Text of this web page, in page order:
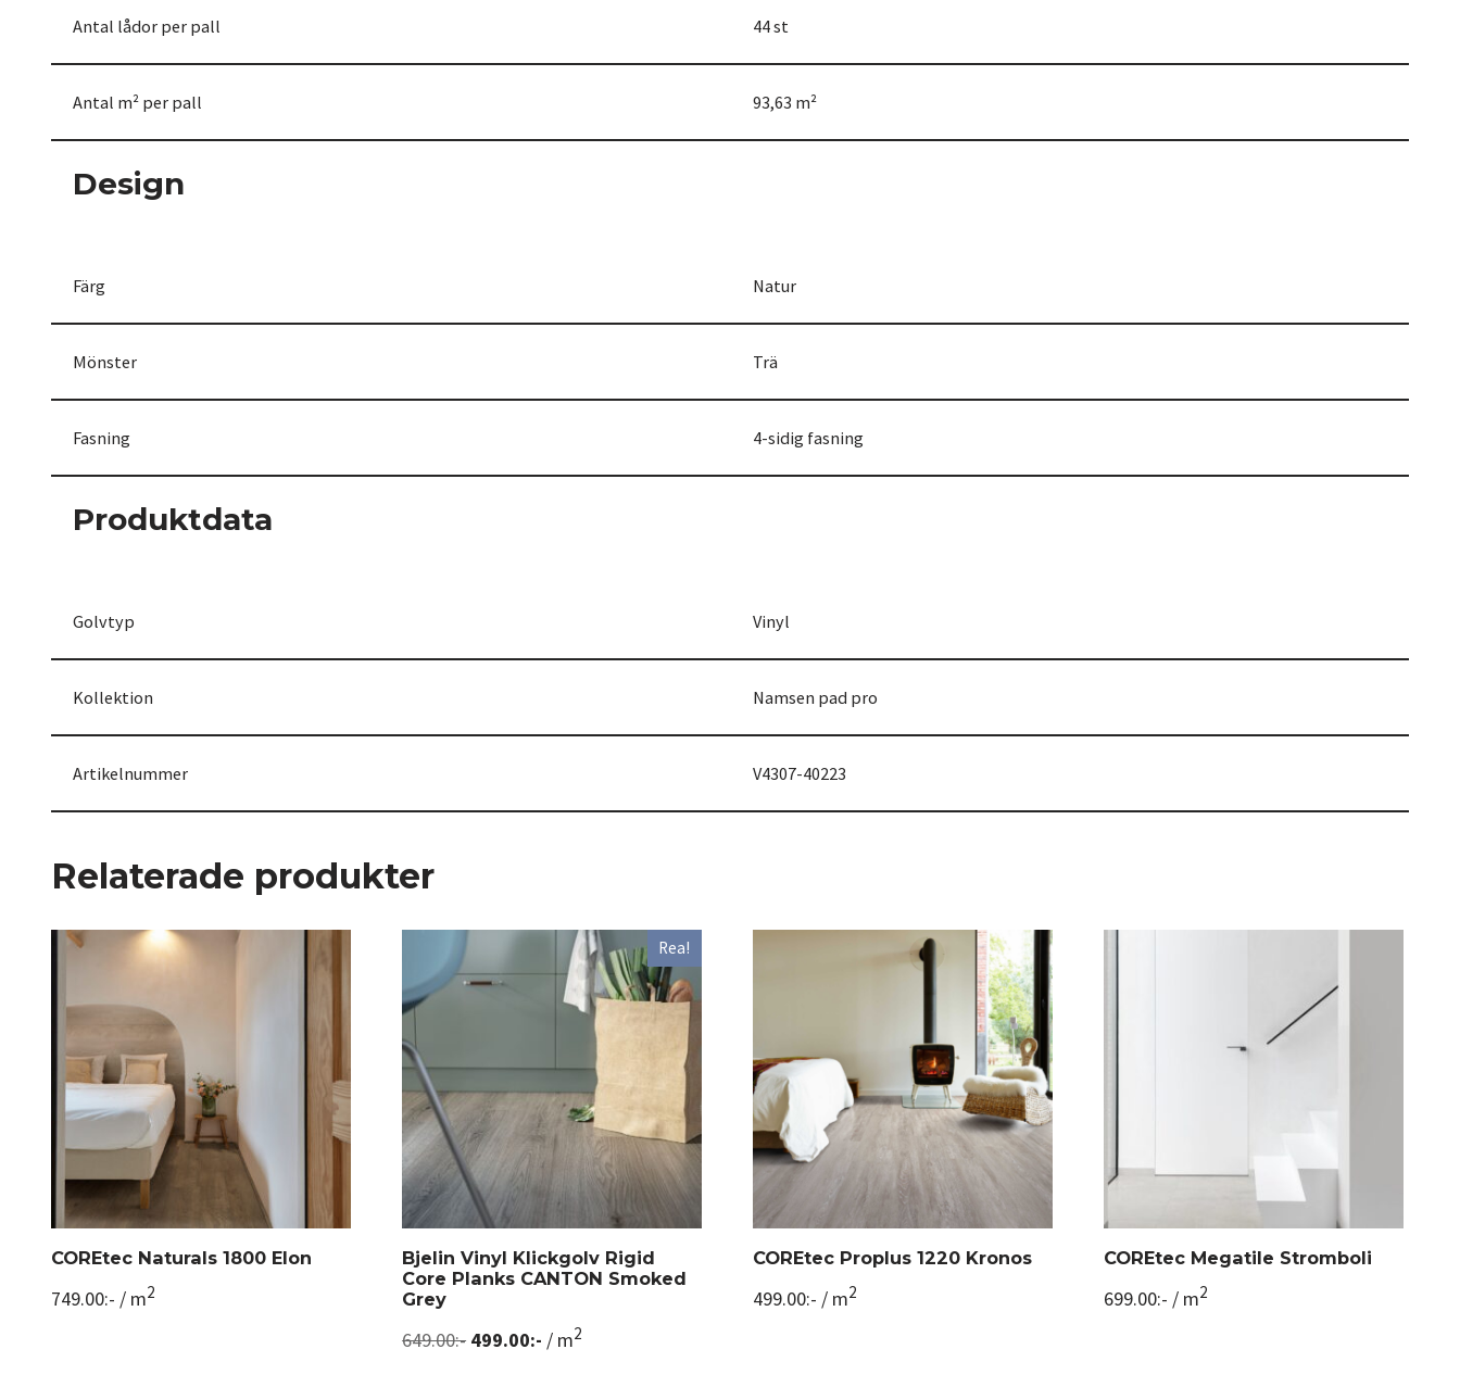
Antal lådor per pall 44 st
Antal m² per pall 93,63 m²
Design
Färg Natur
Mönster Trä
Fasning 4-sidig fasning
Produktdata
Golvtyp Vinyl
Kollektion Namsen pad pro
Artikelnummer V4307-40223
Relaterade produkter
COREtec Naturals 1800 Elon
749.00:- / m2
Rea!
Bjelin Vinyl Klickgolv Rigid
Core Planks CANTON Smoked
Grey
649.00:- 499.00:- / m2
COREtec Proplus 1220 Kronos
499.00:- / m2
COREtec Megatile Stromboli
699.00:- / m2